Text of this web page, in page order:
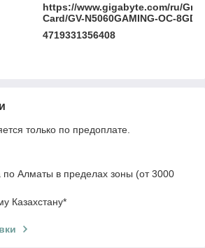
https://www.gigabyte.com/ru/
Card/GV-N5060GAMING-OC-8GD/
4719331356408
только по предоплате.
по Алматы в пределах зоны (от 3000
Казахстану*